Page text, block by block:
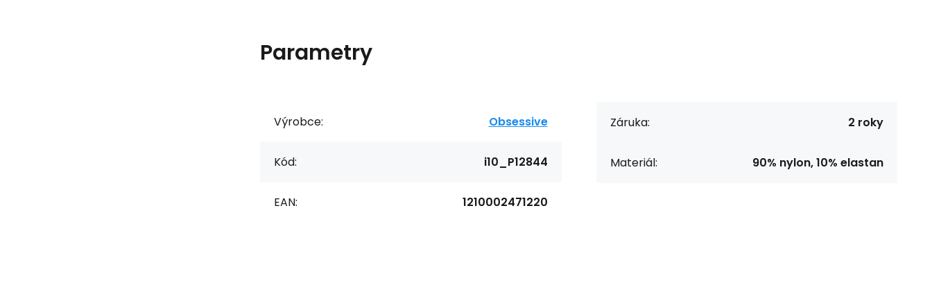
Parametry
Výrobce: Obsessive
Kód: i10_P12844
EAN: 1210002471220
Záruka: 2 roky
Materiál: 90% nylon, 10% elastan